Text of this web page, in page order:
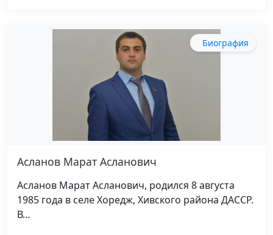
Биография
Асланов Марат Асланович
Асланов Марат Асланович, родился 8 августа
1985 года в селе Хоредж, Хивского района ДАССР.
В…